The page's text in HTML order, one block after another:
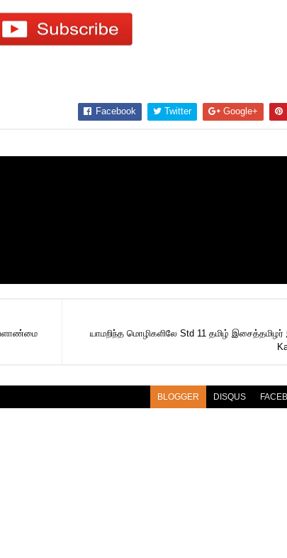
Facebook Twitter Google+
யாமறிந்த மொழிகளிலே Std 11 தமிழ் இசைத்தமிழர்
BLOGGER DISQUS